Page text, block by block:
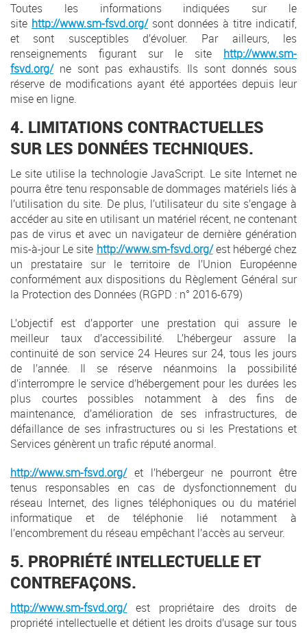
Toutes les informations indiquées sur le
site http://www.sm-fsvd.org/sont données à titre indicatif,
et sont susceptibles d’évoluer. Par ailleurs, les
renseignements figurant sur le site http://www.sm-
fsvd.org/ne sont pas exhaustifs. Ils sont donnés sous
réserve de modifications ayant été apportées depuis leur
mise en ligne.
4. LIMITATIONS CONTRACTUELLES
SUR LES DONNÉES TECHNIQUES.
Le site utilise la technologie JavaScript. Le site Internet ne
pourra être tenu responsable de dommages matériels liés à
l’utilisation du site. De plus, l’utilisateur du site s’engage à
accéder au site en utilisant un matériel récent, ne contenant
pas de virus et avec un navigateur de dernière génération
mis-à-jour Le site http://www.sm-fsvd.org/est hébergé chez
un prestataire sur le territoire de l’Union Européenne
conformément aux dispositions du Règlement Général sur
la Protection des Données (RGPD : n° 2016-679)
L’objectif est d’apporter une prestation qui assure le
meilleur taux d’accessibilité. L’hébergeur assure la
continuité de son service 24 Heures sur 24, tous les jours
de l’année. Il se réserve néanmoins la possibilité
d’interrompre le service d’hébergement pour les durées les
plus courtes possibles notamment à des fins de
maintenance, d’amélioration de ses infrastructures, de
défaillance de ses infrastructures ou si les Prestations et
Services génèrent un trafic réputé anormal.
http://www.sm-fsvd.org/et l’hébergeur ne pourront être
tenus responsables en cas de dysfonctionnement du
réseau Internet, des lignes téléphoniques ou du matériel
informatique et de téléphonie lié notamment à
l’encombrement du réseau empêchant l’accès au serveur.
5. PROPRIÉTÉ INTELLECTUELLE ET
CONTREFAÇONS.
http://www.sm-fsvd.org/est propriétaire des droits de
propriété intellectuelle et détient les droits d’usage sur tous